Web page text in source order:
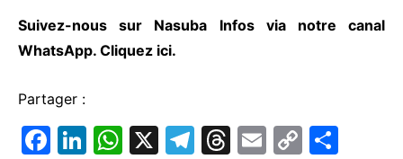
Suivez-nous sur Nasuba Infos via notre canal
WhatsApp. Cliquez ici.
Partager :
F
Li W X
T
T
E
C